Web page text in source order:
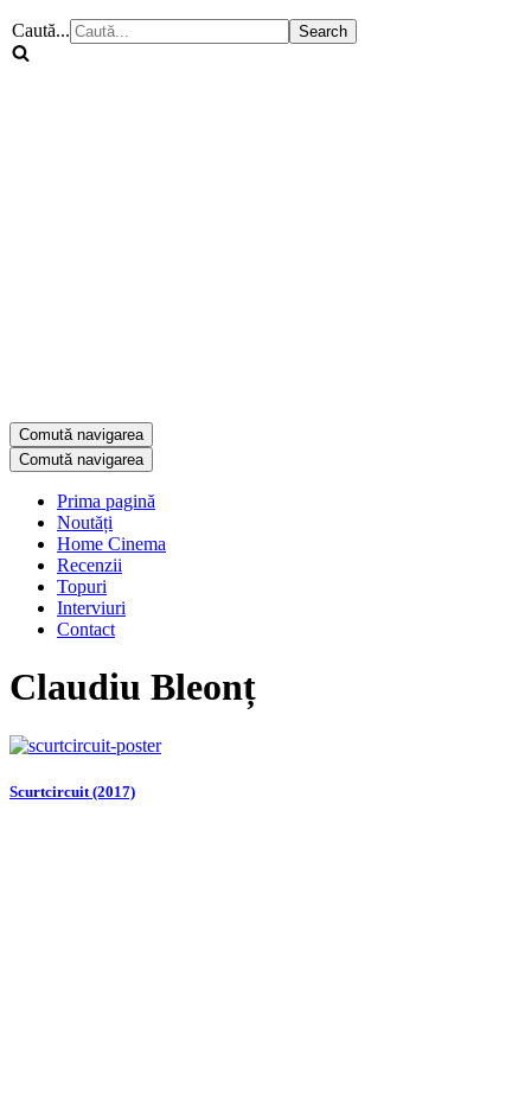
Caută...
Comută navigarea
Comută navigarea
Prima pagină
Noutăți
Home Cinema
Recenzii
Topuri
Interviuri
Contact
Claudiu Bleonț
Scurtcircuit (2017)